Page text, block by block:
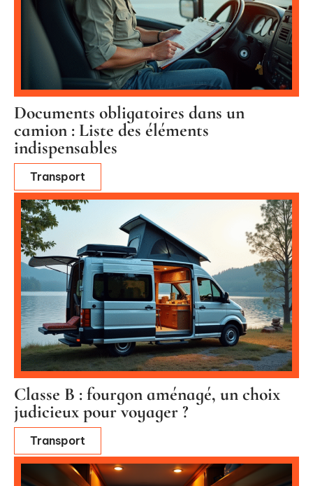
Documents obligatoires dans un
camion : Liste des éléments
indispensables
Transport
Classe B : fourgon aménagé, un choix
judicieux pour voyager ?
Transport